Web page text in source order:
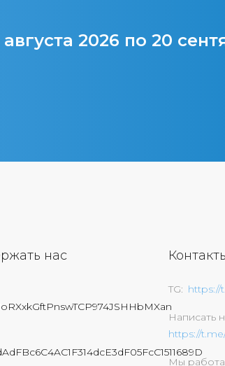
2026 по 20
нас
TG https://
Написать
https://
Мы